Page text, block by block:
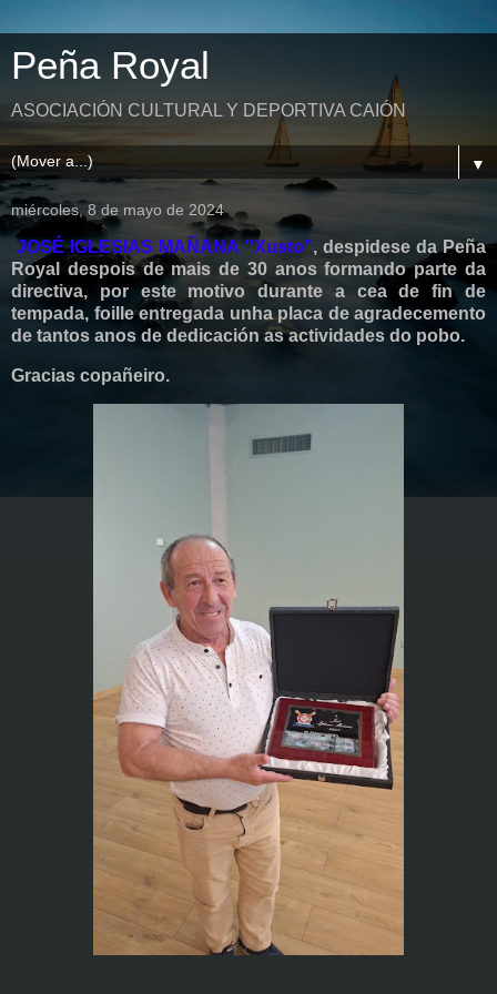
Peña Royal
ASOCIACIÓN CULTURAL Y DEPORTIVA CAIÓN
▼
miércoles, 8 de mayo de 2024
JOSÉ IGLESIAS MAÑANA "Xusto", despidese da Peña
Royal despois de mais de 30 anos formando parte da
directiva, por este motivo durante a cea de fin de
tempada, foille entregada unha placa de agradecemento
de tantos anos de dedicación as actividades do pobo.
Gracias copañeiro.